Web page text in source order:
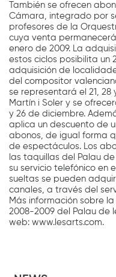
También se ofrecen
Cámara, integrado por
profesores de la
cuya venta
enero de 2009. La
estos ciclos posibilita un
adquisición de
del compositor
se representará el 21,
Martín i Soler y se
y 26 de diciembre.
aplica un descuento de
abonos, de igual forma
de espectáculos. Los
las taquillas del Palau
su servicio telefónico en
sueltas se pueden
canales, a través del
Más información sobre
2008-2009 del Palau de
web: www.lesarts.com.